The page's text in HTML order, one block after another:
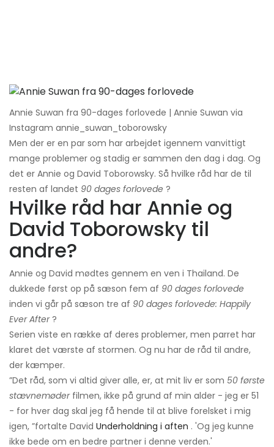
Annie Suwan fra 90-dages forlovede | Annie Suwan via
Instagram annie_suwan_toborowsky
Men der er en par som har arbejdet igennem vanvittigt
mange problemer og stadig er sammen den dag i dag. Og
det er Annie og David Toborowsky. Så hvilke råd har de til
resten af ​​landet 90 dages forlovede ?
Hvilke råd har Annie og
David Toborowsky til
andre?
Annie og David mødtes gennem en ven i Thailand. De
dukkede først op på sæson fem af 90 dages forlovede
inden vi går på sæson tre af 90 dages forlovede: Happily
Ever After?
Serien viste en række af deres problemer, men parret har
klaret det værste af stormen. Og nu har de råd til andre,
der kæmper.
”Det råd, som vi altid giver alle, er, at mit liv er som 50 første
stævnemøderfilmen, ikke på grund af min alder - jeg er 51
- for hver dag skal jeg få hende til at blive forelsket i mig
igen, ”fortalte David Underholdning i aften . 'Og jeg kunne
ikke bede om en bedre partner i denne verden.'